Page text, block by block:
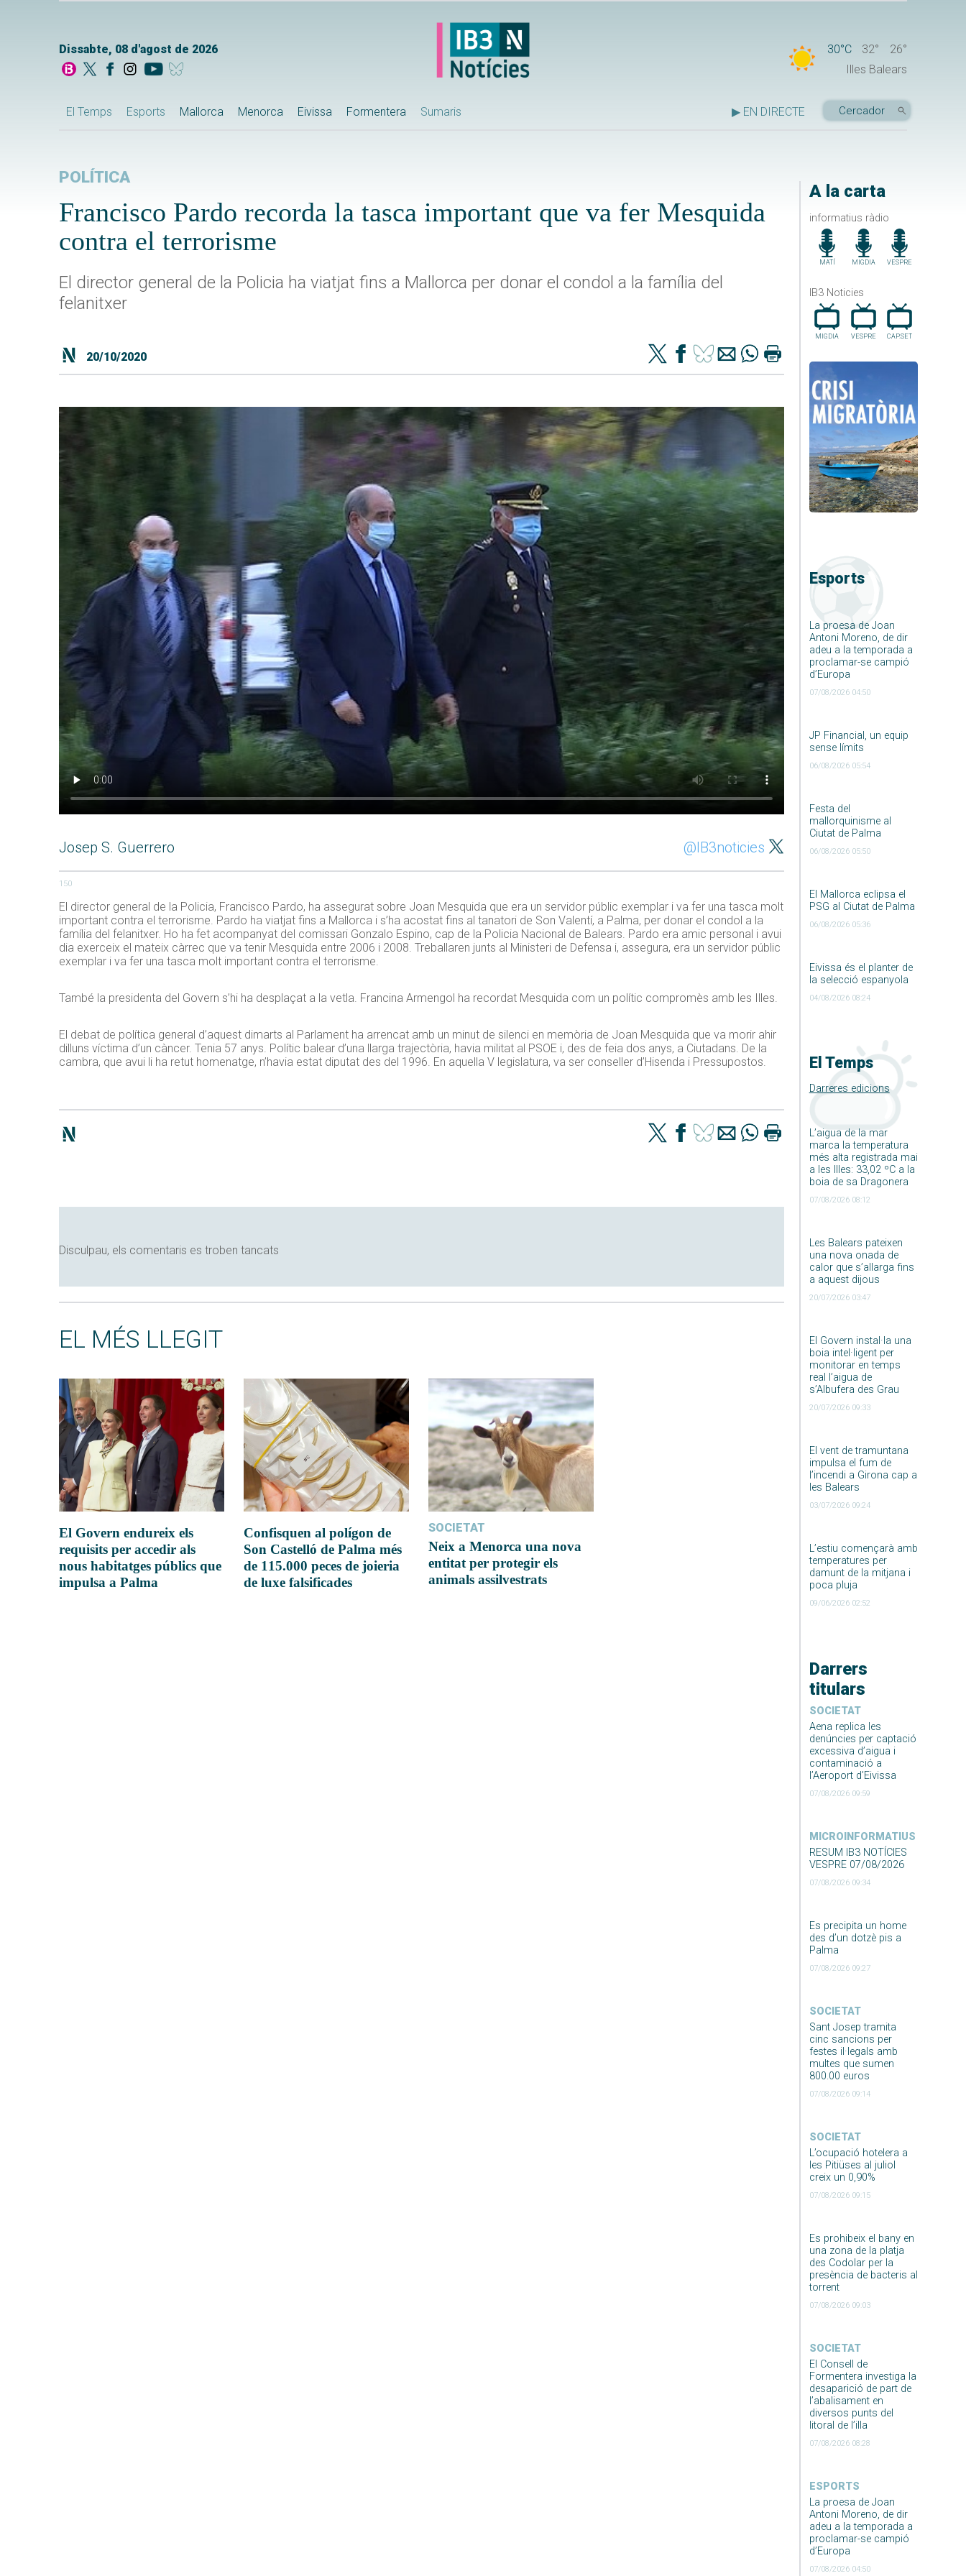
Dissabte, 08 d'agost de 2026 30°C 32°
26°
Illes Balears
El Temps Esports Mallorca Menorca Eivissa Formentera Sumaris ▶ EN DIRECTE
A la carta
informatius ràdio
MATÍ MIGDIA VESPRE
IB3 Noticies
MIGDIA VESPRE CAP.SET
Esports
La proesa de Joan
Antoni Moreno, de dir
adeu a la temporada a
proclamar-se campió
d’Europa
07/08/2026 04:50
JP Financial, un equip
sense límits
06/08/2026 05:54
Festa del
mallorquinisme al
Ciutat de Palma
06/08/2026 05:50
El Mallorca eclipsa el
PSG al Ciutat de Palma
06/08/2026 05:36
Eivissa és el planter de
la selecció espanyola
04/08/2026 08:24
El Temps
Darreres edicions
L’aigua de la mar
marca la temperatura
més alta registrada mai
a les Illes: 33,02 ºC a la
boia de sa Dragonera
07/08/2026 08:12
Les Balears pateixen
una nova onada de
calor que s’allarga fins
a aquest dijous
20/07/2026 03:47
El Govern instal·la una
boia intel·ligent per
monitorar en temps
real l’aigua de
s’Albufera des Grau
20/07/2026 09:33
El vent de tramuntana
impulsa el fum de
l’incendi a Girona cap a
les Balears
03/07/2026 09:24
L’estiu començarà amb
temperatures per
damunt de la mitjana i
poca pluja
09/06/2026 02:52
Darrers
titulars
SOCIETAT
Aena replica les
denúncies per captació
excessiva d’aigua i
contaminació a
l’Aeroport d’Eivissa
07/08/2026 09:59
MICROINFORMATIUS
RESUM IB3 NOTÍCIES
VESPRE 07/08/2026
07/08/2026 09:34
Es precipita un home
des d’un dotzè pis a
Palma
07/08/2026 09:27
SOCIETAT
Sant Josep tramita
cinc sancions per
festes il·legals amb
multes que sumen
800.00 euros
07/08/2026 09:14
SOCIETAT
L’ocupació hotelera a
les Pitiüses al juliol
creix un 0,90%
07/08/2026 09:15
Es prohibeix el bany en
una zona de la platja
des Codolar per la
presència de bacteris al
torrent
07/08/2026 09:03
SOCIETAT
El Consell de
Formentera investiga la
desaparició de part de
l’abalisament en
diversos punts del
litoral de l’illa
07/08/2026 08:28
ESPORTS
La proesa de Joan
Antoni Moreno, de dir
adeu a la temporada a
proclamar-se campió
d’Europa
07/08/2026 04:50
POLÍTICA
Francisco Pardo recorda la tasca important que va fer Mesquida
contra el terrorisme
El director general de la Policia ha viatjat fins a Mallorca per donar el condol a la família del
felanitxer
20/10/2020
Josep S. Guerrero @IB3noticies
150
El director general de la Policia, Francisco Pardo, ha assegurat sobre Joan Mesquida que era un servidor públic exemplar i va fer una tasca molt
important contra el terrorisme. Pardo ha viatjat fins a Mallorca i s’ha acostat fins al tanatori de Son Valentí, a Palma, per donar el condol a la
família del felanitxer. Ho ha fet acompanyat del comissari Gonzalo Espino, cap de la Policia Nacional de Balears. Pardo era amic personal i avui
dia exerceix el mateix càrrec que va tenir Mesquida entre 2006 i 2008. Treballaren junts al Ministeri de Defensa i, assegura, era un servidor públic
exemplar i va fer una tasca molt important contra el terrorisme.
També la presidenta del Govern s’hi ha desplaçat a la vetla. Francina Armengol ha recordat Mesquida com un polític compromès amb les Illes.
El debat de política general d’aquest dimarts al Parlament ha arrencat amb un minut de silenci en memòria de Joan Mesquida que va morir ahir
dilluns víctima d’un càncer. Tenia 57 anys. Polític balear d’una llarga trajectòria, havia militat al PSOE i, des de feia dos anys, a Ciutadans. De la
cambra, que avui li ha retut homenatge, n’havia estat diputat des del 1996. En aquella V legislatura, va ser conseller d’Hisenda i Pressupostos.
Disculpau, els comentaris es troben tancats
EL MÉS LLEGIT
El Govern endureix els
requisits per accedir als
nous habitatges públics que
impulsa a Palma
Confisquen al polígon de
Son Castelló de Palma més
de 115.000 peces de joieria
de luxe falsificades
SOCIETAT
Neix a Menorca una nova
entitat per protegir els
animals assilvestrats